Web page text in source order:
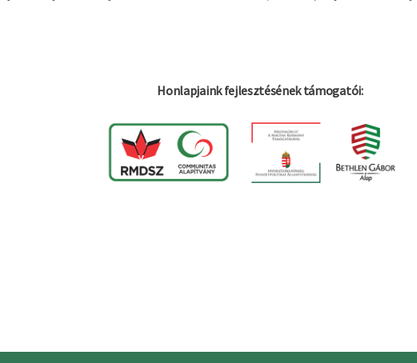
Honlapjaink fejlesztésének támogatói: